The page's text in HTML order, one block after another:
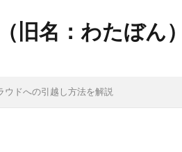
旧名：わたぼん
ドへの引越し方法を解説